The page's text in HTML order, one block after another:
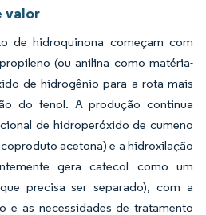
valor
de hidroquinona começam com
(ou anilina como matéria-
de hidrogênio para a rota mais
do fenol. A produção continua
de hidroperóxido de cumeno
acetona) e a hidroxilação
gera catecol como um
precisa ser separado), com a
e as necessidades de tratamento